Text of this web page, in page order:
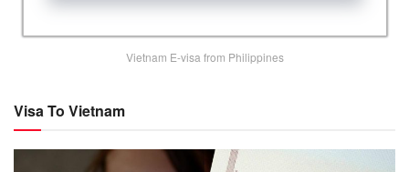
Vietnam E-visa from Philippines
Visa To Vietnam